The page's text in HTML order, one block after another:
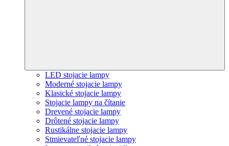
LED stojacie lampy
Moderné stojacie lampy
Klasické stojacie lampy
Stojacie lampy na čítanie
Drevené stojacie lampy
Drôtené stojacie lampy
Rustikálne stojacie lampy
Stmievateľné stojacie lampy